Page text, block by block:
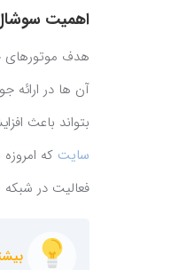
اهمیت
هدف موتورهای
آن ها در ارائه
بتواند باعث
سایت
فعالیت در